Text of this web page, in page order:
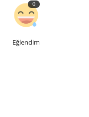
0
Eğlendim